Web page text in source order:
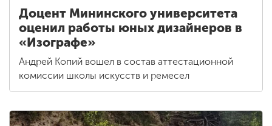
Доцент Мининского университета
оценил работы юных дизайнеров в
«Изографе»
Андрей Копий вошел в состав аттестационной
комиссии школы искусств и ремесел